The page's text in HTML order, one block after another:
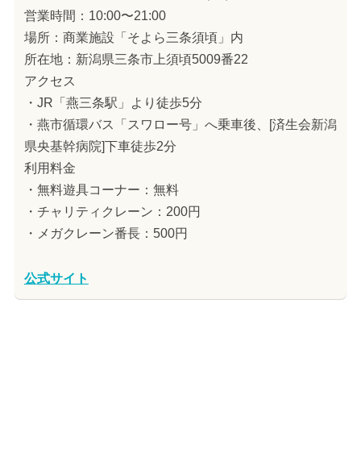
営業時間：10:00〜21:00
場所：商業施設「そよら三条須頃」内
所在地：新潟県三条市上須頃5009番22
アクセス
・JR「燕三条駅」より徒歩5分
・燕市循環バス「スワロー号」へ乗車後、[済生会新潟
県央基幹病院]下車徒歩2分
利用料金
・無料遊具コーナー：無料
・チャリティクレーン：200円
・メガクレーン番長：500円
公式サイト